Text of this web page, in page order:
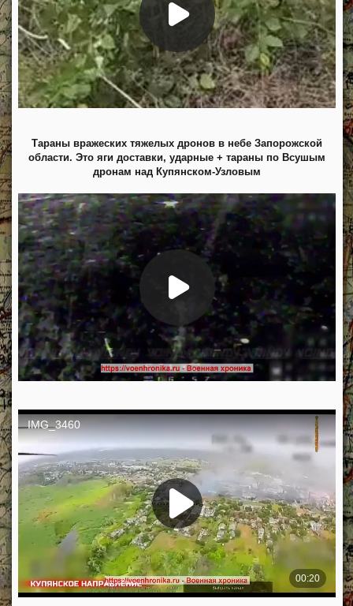
Тараны вражеских тяжелых дронов в небе Запорожской
области. Это яги доставки, ударные + тараны по Всушым
дронам над Купянском-Узловым